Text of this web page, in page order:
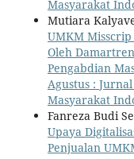
Masyarakat
Mutiara
UMKM
Oleh
Pengabdian
Agustus :
Masyarakat
Fanreza Budi
Upaya
Penjualan